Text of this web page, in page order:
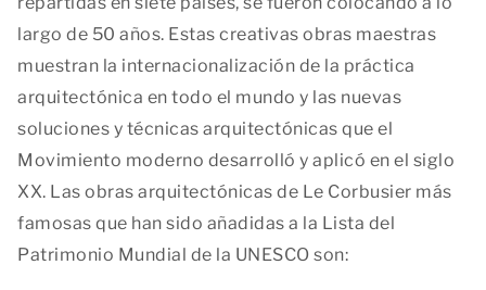
largo de 50 años. Estas creativas obras maestras
muestran la internacionalización de la práctica
arquitectónica en todo el mundo y las nuevas
soluciones y técnicas arquitectónicas que el
Movimiento moderno desarrolló y aplicó en el siglo
XX. Las obras arquitectónicas de Le Corbusier más
famosas que han sido añadidas a la Lista del
Patrimonio Mundial de la UNESCO son: